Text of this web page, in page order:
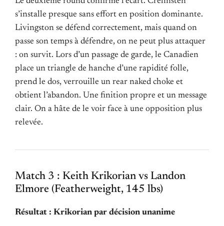
s’installe presque sans effort en position dominante.
Livingston se défend correctement, mais quand on
passe son temps à défendre, on ne peut plus attaquer
: on survit. Lors d’un passage de garde, le Canadien
place un triangle de hanche d’une rapidité folle,
prend le dos, verrouille un rear naked choke et
obtient l’abandon. Une finition propre et un message
clair. On a hâte de le voir face à une opposition plus
relevée.
Match 3 : Keith Krikorian vs Landon
Elmore (Featherweight, 145 lbs)
Résultat : Krikorian par décision unanime